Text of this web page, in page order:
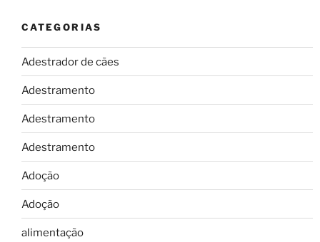
CATEGORIAS
Adestrador de cães
Adestramento
Adestramento
Adestramento
Adoção
Adoção
alimentação